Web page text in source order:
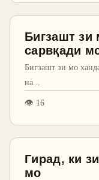
Бигзашт зи
сарвқади
Бигзашт зи мо
на
👁 16
Гирад, ки
мо